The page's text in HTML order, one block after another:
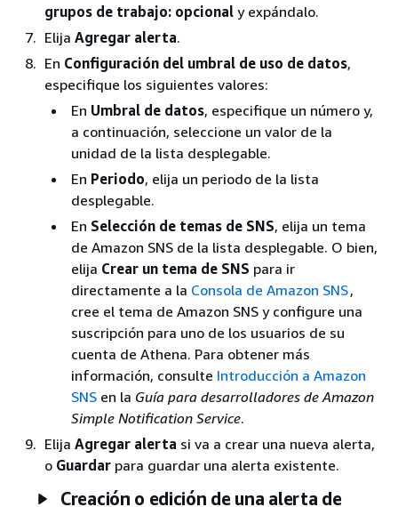
grupos de trabajo: opcional y expándalo.
Elija Agregar alerta.
En Configuración del umbral de uso de datos,
especifique los siguientes valores:
En Umbral de datos, especifique un número y,
a continuación, seleccione un valor de la
unidad de la lista desplegable.
En Periodo, elija un periodo de la lista
desplegable.
En Selección de temas de SNS, elija un tema
de Amazon SNS de la lista desplegable. O bien,
elija Crear un tema de SNS para ir
directamente a la Consola de Amazon SNS,
cree el tema de Amazon SNS y configure una
suscripción para uno de los usuarios de su
cuenta de Athena. Para obtener más
información, consulte Introducción a Amazon
SNS en la Guía para desarrolladores de Amazon
Simple Notification Service.
Elija Agregar alerta si va a crear una nueva alerta,
o Guardar para guardar una alerta existente.
Creación o edición de una alerta de